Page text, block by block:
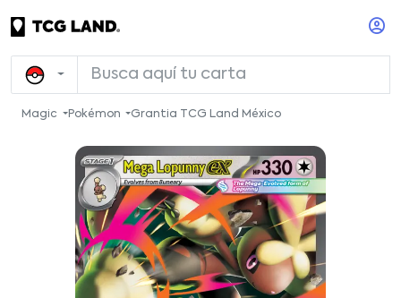
Magic Pokémon Grantia TCG Land México